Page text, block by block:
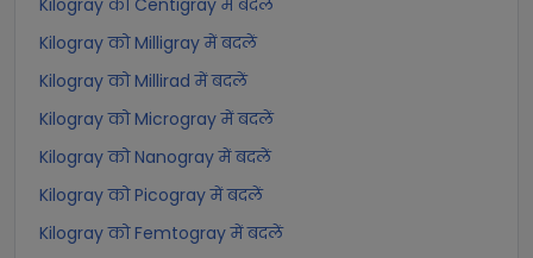
Kilogray को Centigray में बदलें
Kilogray को Milligray में बदलें
Kilogray को Millirad में बदलें
Kilogray को Microgray में बदलें
Kilogray को Nanogray में बदलें
Kilogray को Picogray में बदलें
Kilogray को Femtogray में बदलें